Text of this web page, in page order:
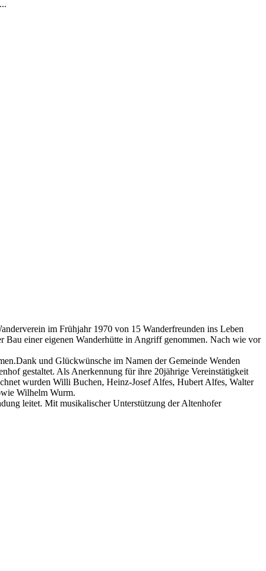
im Frühjahr 1970 von 15 Wanderfreunden ins Leben
Bau einer eigenen Wanderhütte in Angriff genommen. Nach wie vor
und Glückwünsche im Namen der Gemeinde Wenden
gestaltet. Als Anerkennung für ihre 20jährige Vereinstätigkeit
wurden Willi Buchen, Heinz-Josef Alfes, Hubert Alfes, Walter
Wilhelm Wurm.
leitet. Mit musikalischer Unterstützung der Altenhofer